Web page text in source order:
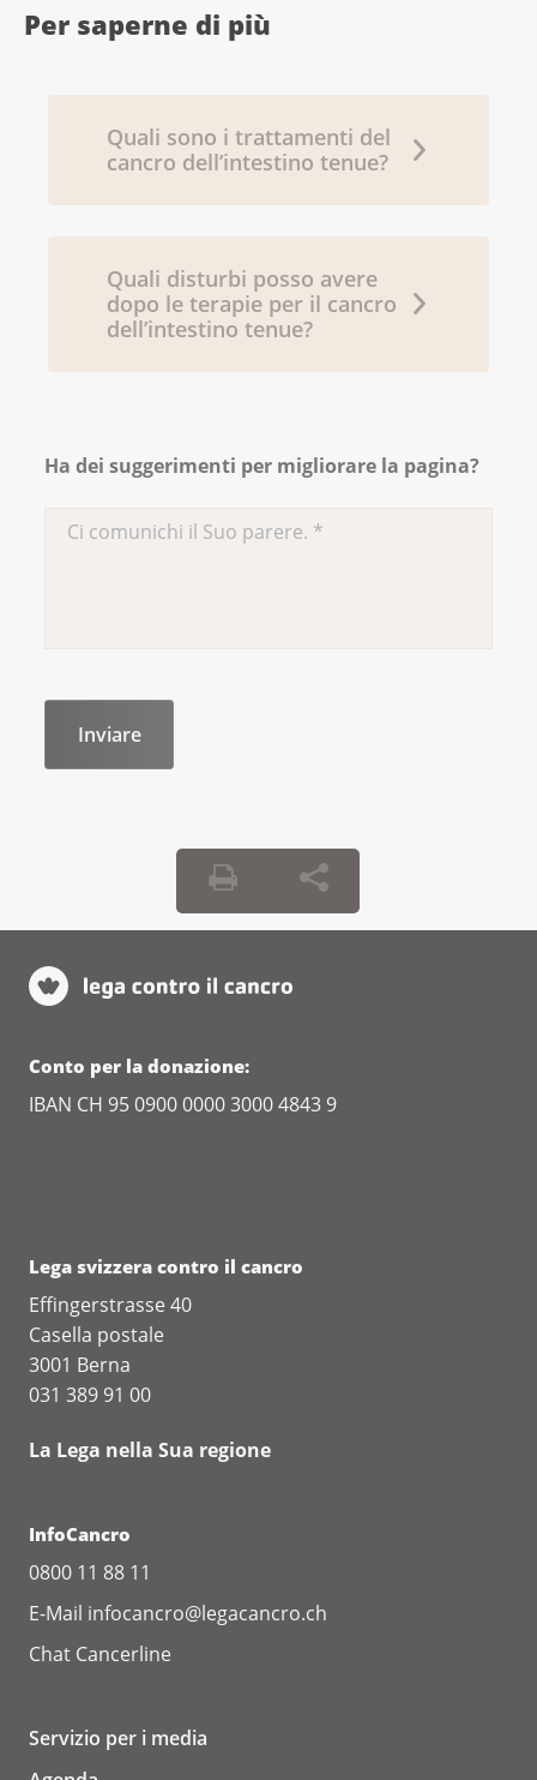
https://www.mayoclinic.org/diseases-
Quinones, G. a. O., Suheb, M. Z. K., & Woolf, A.
(1 giugno 2023). Small bowel neoplasms.
Per saperne di più
Quali sono i trattamenti del
cancro dell’intestino tenue?
Quali disturbi posso avere
dopo le terapie per il cancro
dell’intestino tenue?
Ha dei suggerimenti per migliorare la pagina?
Conto per la donazione:
IBAN CH 95 0900 0000 3000 4843 9
Lega svizzera contro il cancro
Effingerstrasse 40
Casella postale
3001 Berna
031 389 91 00
La Lega nella Sua regione
InfoCancro
0800 11 88 11
E-Mail infocancro@legacancro.ch
Chat Cancerline
Servizio per i media